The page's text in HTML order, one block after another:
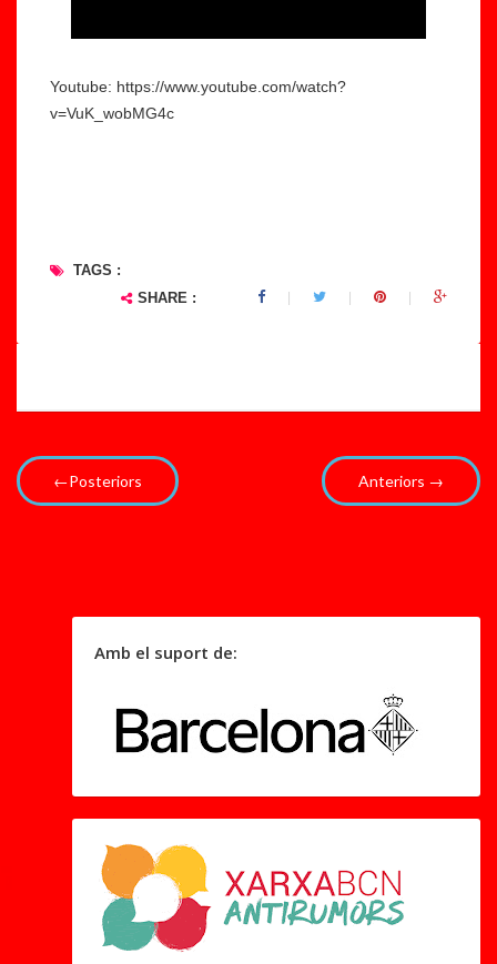
Youtube: https://www.youtube.com/watch?
v=VuK_wobMG4c
TAGS :
SHARE :
←Posteriors Anteriors →
Amb el suport de: